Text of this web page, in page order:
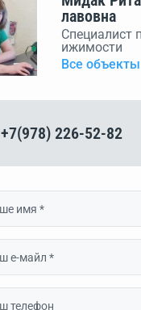
лавовна
Специалист
ижимости
Все объекты
+7(978) 226-52-82